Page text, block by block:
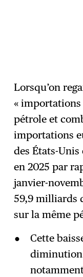
Lorsqu’on
« importations
pétrole et
importations
des États-
en 2025 par
janvier-
59,9 milliards
sur la même
Cette
diminution